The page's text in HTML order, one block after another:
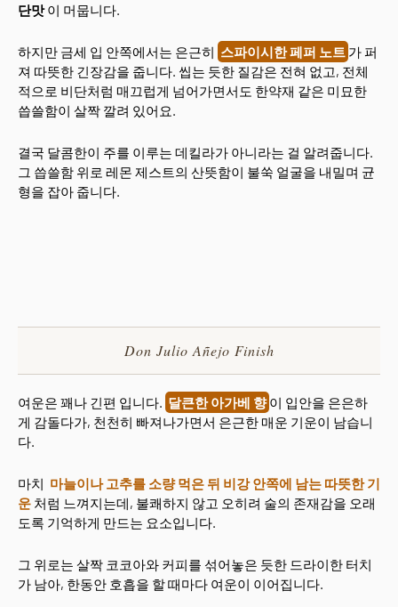
단맛 이 머뭅니다.
하지만 금세 입 안쪽에서는 은근히 스파이시한 페퍼 노트 가 퍼
져 따뜻한 긴장감을 줍니다. 씹는 듯한 질감은 전혀 없고, 전체
적으로 비단처럼 매끄럽게 넘어가면서도 한약재 같은 미묘한
씁쓸함이 살짝 깔려 있어요.
결국 달콤한이 주를 이루는 데킬라가 아니라는 걸 알려줍니다.
그 씁쓸함 위로 레몬 제스트의 산뜻함이 불쑥 얼굴을 내밀며 균
형을 잡아 줍니다.
Don Julio Añejo Finish
여운은 꽤나 긴편 입니다. 달큰한 아가베 향 이 입안을 은은하
게 감돌다가, 천천히 빠져나가면서 은근한 매운 기운이 남습니
다.
마치 마늘이나 고추를 소량 먹은 뒤 비강 안쪽에 남는 따뜻한 기
운 처럼 느껴지는데, 불쾌하지 않고 오히려 술의 존재감을 오래
도록 기억하게 만드는 요소입니다.
그 위로는 살짝 코코아와 커피를 섞어놓은 듯한 드라이한 터치
가 남아, 한동안 호흡을 할 때마다 여운이 이어집니다.